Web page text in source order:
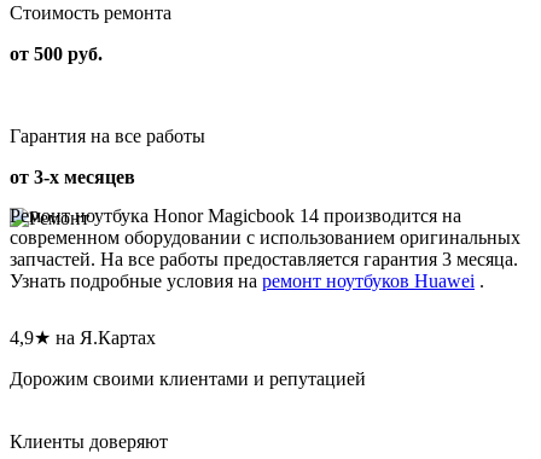
Стоимость ремонта
от 500 руб.
Гарантия на все работы
от 3-х месяцев
Ремонт ноутбука Honor Magicbook 14 производится на
современном оборудовании с использованием оригинальных
запчастей. На все работы предоставляется гарантия 3 месяца.
Узнать подробные условия на ремонт ноутбуков Huawei .
4,9★ на Я.Картах
Дорожим своими клиентами и репутацией
Клиенты доверяют